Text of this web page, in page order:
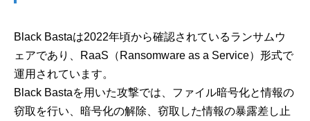
Black Bastaは2022年頃から確認されているランサムウ
ェアであり、RaaS（Ransomware as a Service）形式で
運用されています。
Black Bastaを用いた攻撃では、ファイル暗号化と情報の
窃取を行い、暗号化の解除、窃取した情報の暴露差し止